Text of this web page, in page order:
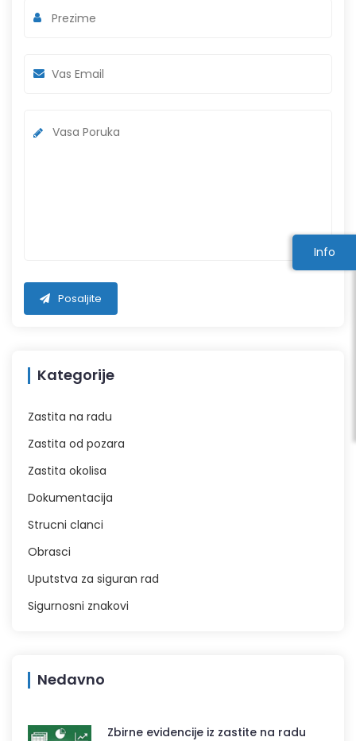
Info
Posaljite
Kategorije
Zastita na radu
Zastita od pozara
Zastita okolisa
Dokumentacija
Strucni clanci
Obrasci
Uputstva za siguran rad
Sigurnosni znakovi
Nedavno
Zbirne evidencije iz zastite na radu